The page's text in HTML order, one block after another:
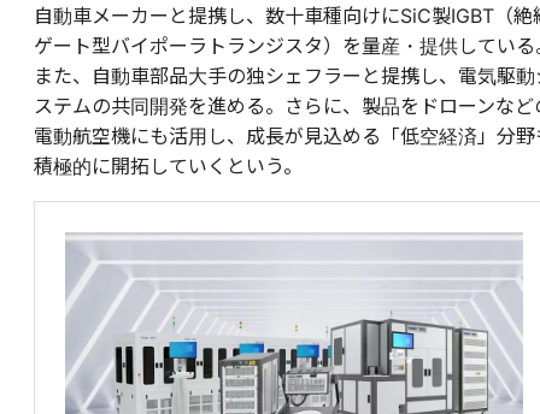
自動車メーカーと提携し、数十車種向けにSiC製IGBT（絶
ゲート型バイポーラトランジスタ）を量産・提供している
また、自動車部品大手の独シェフラーと提携し、電気駆動
ステムの共同開発を進める。さらに、製品をドローンなど
電動航空機にも活用し、成長が見込める「低空経済」分野
積極的に開拓していくという。